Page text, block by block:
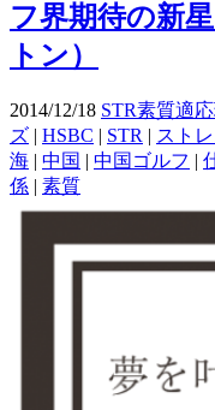
フ界期待の新
トン）
2014/12/18 STR素質適
ズ | HSBC | STR | スト
海 | 中国 | 中国ゴルフ |
係 | 素質